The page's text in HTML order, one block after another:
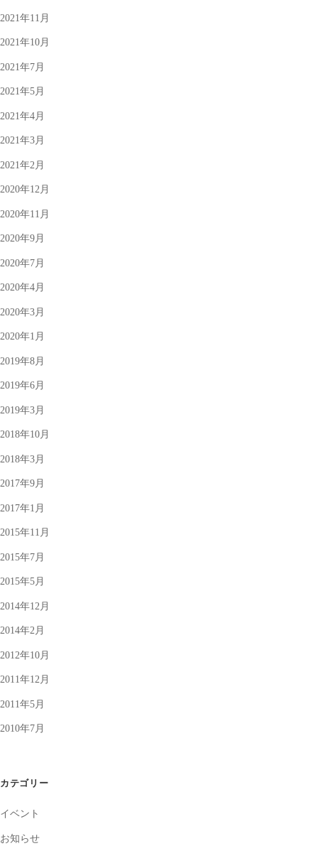
2021年11月
2021年10月
2021年7月
2021年5月
2021年4月
2021年3月
2021年2月
2020年12月
2020年11月
2020年9月
2020年7月
2020年4月
2020年3月
2020年1月
2019年8月
2019年6月
2019年3月
2018年10月
2018年3月
2017年9月
2017年1月
2015年11月
2015年7月
2015年5月
2014年12月
2014年2月
2012年10月
2011年12月
2011年5月
2010年7月
カテゴリー
イベント
お知らせ